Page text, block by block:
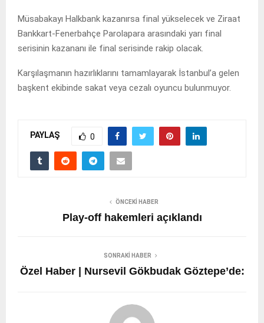
Müsabakayı Halkbank kazanırsa final yükselecek ve Ziraat
Bankkart-Fenerbahçe Parolapara arasındaki yarı final
serisinin kazananı ile final serisinde rakip olacak.
Karşılaşmanın hazırlıklarını tamamlayarak İstanbul’a gelen
başkent ekibinde sakat veya cezalı oyuncu bulunmuyor.
PAYLAŞ 0
ÖNCEKI HABER
Play-off hakemleri açıklandı
SONRAKI HABER
Özel Haber | Nursevil Gökbudak Göztepe’de: